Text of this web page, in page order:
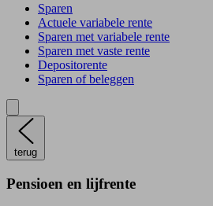
Sparen
Actuele variabele rente
Sparen met variabele rente
Sparen met vaste rente
Depositorente
Sparen of beleggen
terug
Pensioen en lijfrente